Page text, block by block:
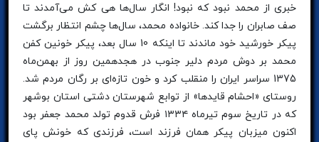
خبری از محمد نبود که نبود! انگار سال‌ها هی کش می‌آمدند تا
صف صابران را جدا کند. خانواده محمد، سال‌ها چشم انتظار برگشت
پیکر خورشید خود ماندند تا اینکه 10 سال بعد، پیکر خونین کفن
محمد بر دوش مردم دلیر جنوب در هجدهمین روز از بهمن‌ماه
1375 سراسر ایران را منقلب کرد و خون تازه‌ای بر رگان مردم شد.
روستای «احشام قاید‌ها» از توابع شهرستان دشتی استان بوشهر
که در تاریخ سوم تیرماه ۱۳۳۴ فرش قدوم تولد محمد جعفر بود
اکنون میزبان پیکر همان فرزند است، فرزندی که خونش پای